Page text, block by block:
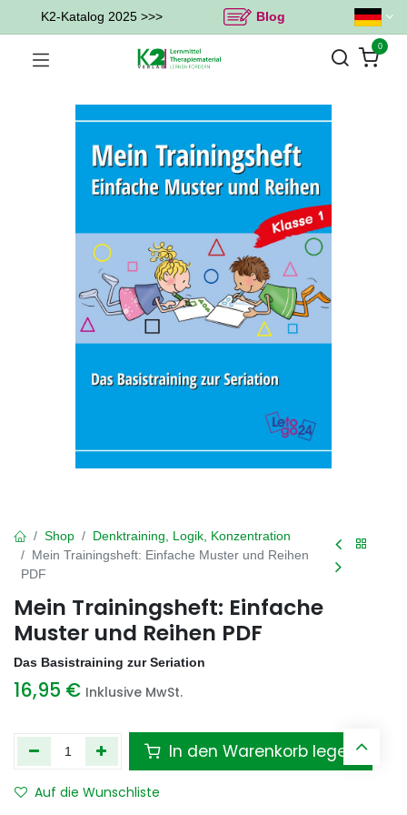
K2-Katalog 2025 >>> Blog
0
Shop
Denktraining, Logik, Konzentration
Mein Trainingsheft: Einfache Muster und Reihen
PDF
Mein Trainingsheft: Einfache
Muster und Reihen PDF
Das Basistraining zur Seriation
16,95 € Inklusive MwSt.
In den Warenkorb legen
Auf die Wunschliste